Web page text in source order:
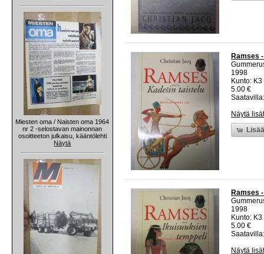
Miesten oma / Naisten oma 1964
nr 2 -selostavan mainonnan
osoitteeton julkaisu, kääntölehti
Näytä
Ramses
1998
Kunto:
5.00 €
Näytä
Ramses
1998
Kunto:
5.00 €
Näytä